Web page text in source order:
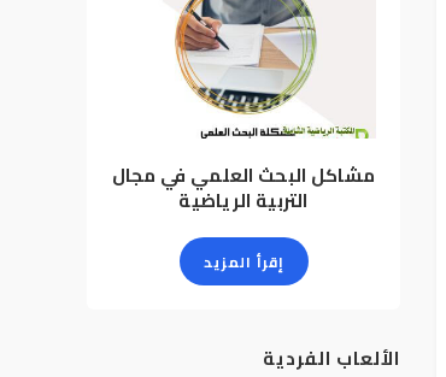
مشاكل البحث العلمي في مجال
التربية الرياضية
إقرأ المزيد
الألعاب الفردية